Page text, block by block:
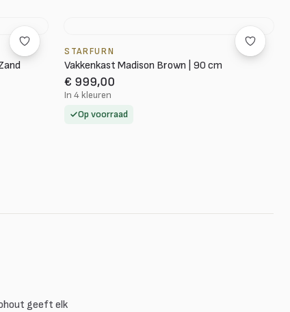
STARFURN
Vakkenkast Madison Brown | 90 cm
€ 999,00
In 4 kleuren
Op voorraad
geeft elk